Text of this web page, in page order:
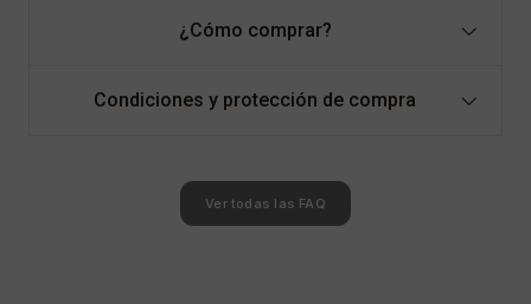
¿Cómo comprar?
Condiciones y protección de compra
Ver todas las FAQ